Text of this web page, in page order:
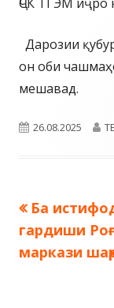
Дарозии
он оби
мешавад.
Опубликовано
26.08.2025
по
запись:
Ба
гардиши
маркази